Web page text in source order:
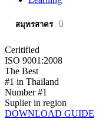
สมุทรสาคร
Ceritified
ISO 9001:2008
The Best
#1 in Thailand
Number #1
Suplier in region
DOWNLOAD GUIDE